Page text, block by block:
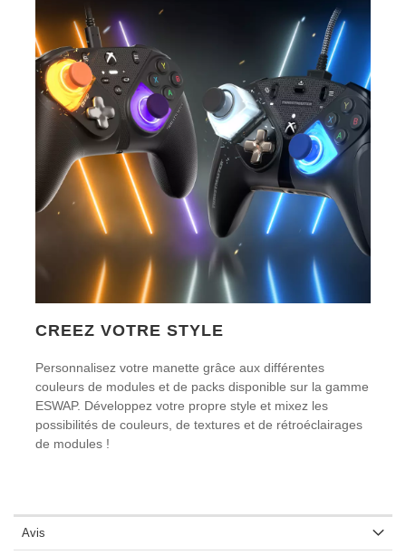
CREEZ VOTRE STYLE
Personnalisez votre manette grâce aux différentes
couleurs de modules et de packs disponible sur la gamme
ESWAP. Développez votre propre style et mixez les
possibilités de couleurs, de textures et de rétroéclairages
de modules !
Avis